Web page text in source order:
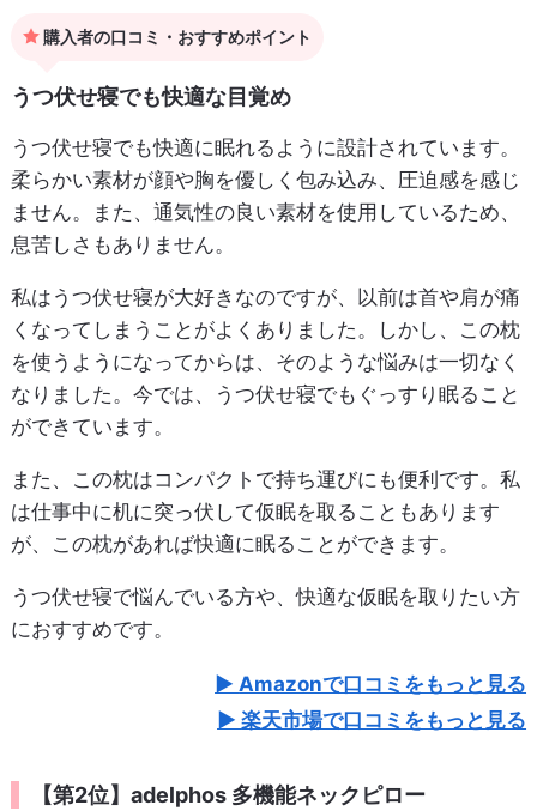
購入者の口コミ・おすすめポイント
うつ伏せ寝でも快適な目覚め
うつ伏せ寝でも快適に眠れるように設計されています。
柔らかい素材が顔や胸を優しく包み込み、圧迫感を感じ
ません。また、通気性の良い素材を使用しているため、
息苦しさもありません。
私はうつ伏せ寝が大好きなのですが、以前は首や肩が痛
くなってしまうことがよくありました。しかし、この枕
を使うようになってからは、そのような悩みは一切なく
なりました。今では、うつ伏せ寝でもぐっすり眠ること
ができています。
また、この枕はコンパクトで持ち運びにも便利です。私
は仕事中に机に突っ伏して仮眠を取ることもあります
が、この枕があれば快適に眠ることができます。
うつ伏せ寝で悩んでいる方や、快適な仮眠を取りたい方
におすすめです。
Amazonで口コミをもっと見る
楽天市場で口コミをもっと見る
【第2位】adelphos 多機能ネックピロー